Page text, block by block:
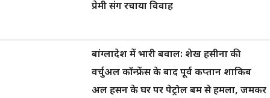
प्रेमी संग रचाया विवाह
बांग्लादेश में भारी बवाल: शेख हसीना की
वर्चुअल कॉन्फ्रेंस के बाद पूर्व कप्तान शाकिब
अल हसन के घर पर पेट्रोल बम से हमला, जमकर